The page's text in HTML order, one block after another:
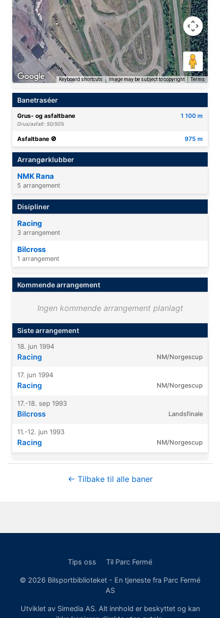
Keyboard shortcuts Image may be subject to copyright Terms
Banetraséer
Grus- og asfaltbane 1 100 m
Grus/asfalt: 50/50%
Asfaltbane 🚫 975 m
Arrangørklubber
NMK Rana
5 arrangement
Disipliner
Racing
3 arrangement
Bilcross
1 arrangement
Kommende arrangement
Ingen kommende arrangement planlagt
Siste arrangement
18. jun 1994
Racing NM/Norgescup
17. jun 1994
Racing NM/Norgescup
17.-18. sep 1993
Bilcross Landsfinale
11.-12. jun 1993
Racing NM/Norgescup
← Tilbake til alle baner
Tips oss · Til Parc Fermé
© 2026 Bilsportbiblioteket - En tjeneste fra Parc Fermé
AS
Utviklet av Simedia AS. Alt innhold er beskyttet og kan